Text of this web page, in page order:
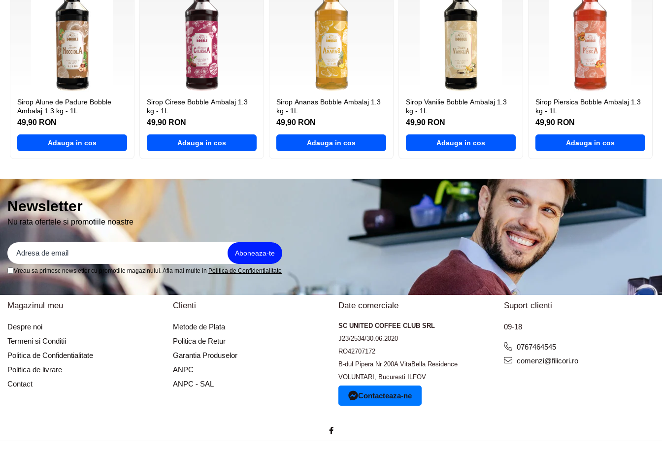
Vitrina Rece Panoramica Vita
Cafea/bax aplicat discount
ABATITOR/Blast Chiller
Sirop Alune de Padure Bobble
Ambalaj 1.3 kg - 1L
49,90 RON
Adauga in cos
Sirop Cirese Bobble Ambalaj 1.3
kg - 1L
49,90 RON
Adauga in cos
Sirop Ananas Bobble Ambalaj 1.3
kg - 1L
49,90 RON
Adauga in cos
Sirop Vanilie Bobble Ambalaj 1.3
kg - 1L
49,90 RON
Adauga in cos
Sirop Piersica Bobble Ambalaj 1.3
kg - 1L
49,90 RON
Adauga in cos
Newsletter
Nu rata ofertele si promotiile noastre
Vreau sa primesc newsletter cu promotiile magazinului. Afla mai multe in Politica de Confidentialitate
Magazinul meu
Despre noi
Termeni si Conditii
Politica de Confidentialitate
Politica de livrare
Contact
Clienti
Metode de Plata
Politica de Retur
Garantia Produselor
ANPC
ANPC - SAL
Date comerciale
SC UNITED COFFEE CLUB SRL
J23/2534/30.06.2020
RO42707172
B-dul Pipera Nr 200A VitaBella Residence
VOLUNTARI, Bucuresti ILFOV
Contacteaza-ne
Suport clienti
09-18
0767464545
comenzi@filicori.ro